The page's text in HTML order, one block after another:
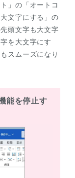
」の「オートコ
文字にする」の
頭文字も大文字
を大文字にす
スムーズになり
能を停止す